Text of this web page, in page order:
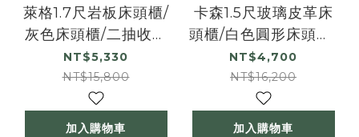
萊格1.7尺岩板床頭櫃/
灰色床頭櫃/二抽收納
櫃/置物小邊櫃/小茶几
NT$5,330
NT$15,800
加入購物車
卡森1.5尺玻璃皮革床
頭櫃/白色圓形床頭櫃/
單抽收納櫃/置物小邊
櫃/小茶几
NT$4,700
NT$16,200
加入購物車